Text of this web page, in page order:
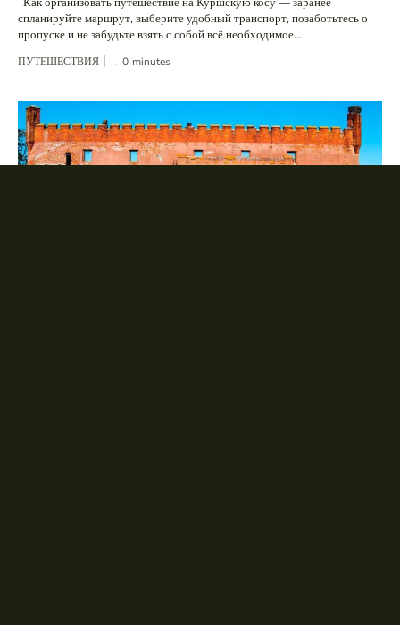
спланируйте маршрут, выберите удобный транспорт, позаботьтесь о
пропуске и не забудьте взять с собой всё необходимое...
ПУТЕШЕСТВИЯ 0 minutes